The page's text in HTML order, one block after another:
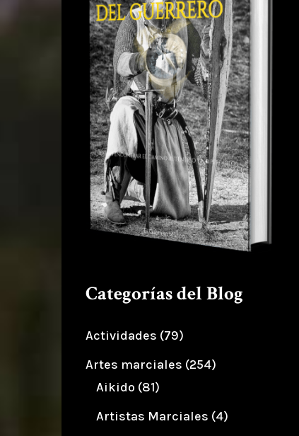
Categorías del Blog
Actividades (79)
Artes marciales (254)
Aikido (81)
Artistas Marciales (4)